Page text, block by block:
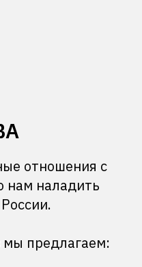
отношения с
нам наладить
мы предлагаем: